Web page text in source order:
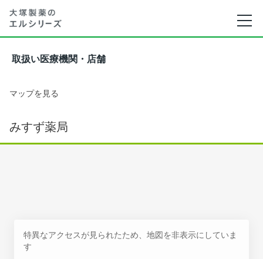
取扱い医療機関・店舗
マップを見る
みすず薬局
特異なアクセスが見られたため、地図を非表示にしていま
す